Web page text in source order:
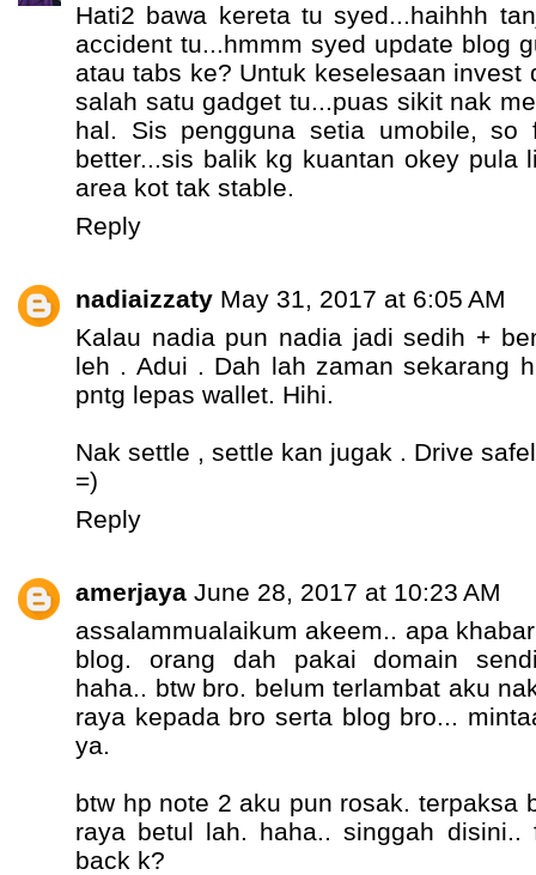
Hati2 bawa kereta tu syed...haihhh
accident tu...hmmm syed update blog
atau tabs ke? Untuk keselesaan invest
salah satu gadget tu...puas sikit nak
hal. Sis pengguna setia umobile,
better...sis balik kg kuantan okey pula
area kot tak stable.
Reply
nadiaizzaty May 31, 2017 at 6:05 AM
Kalau nadia pun nadia jadi sedih +
leh . Adui . Dah lah zaman sekarang
pntg lepas wallet. Hihi.
Nak settle , settle kan jugak . Drive
=)
Reply
amerjaya June 28, 2017 at 10:23 AM
assalammualaikum akeem.. apa
blog. orang dah pakai domain
haha.. btw bro. belum terlambat aku
raya kepada bro serta blog bro...
ya.
btw hp note 2 aku pun rosak. terpaksa
raya betul lah. haha.. singgah disini..
back k?